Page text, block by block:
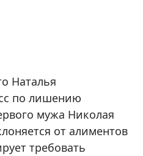
Наталья
по лишению
мужа Николая
от алиментов
требовать